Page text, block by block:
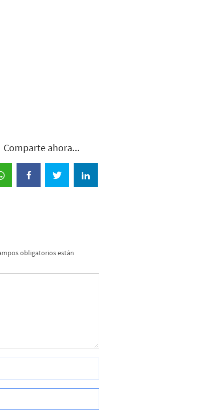
Comparte ahora...
obligatorios están